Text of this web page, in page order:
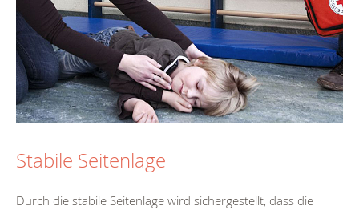
Stabile Seitenlage
Durch die stabile Seitenlage wird sichergestellt, dass die